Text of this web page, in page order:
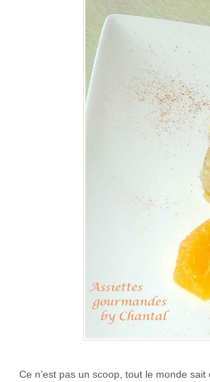
Ce n’est pas un scoop, tout le monde